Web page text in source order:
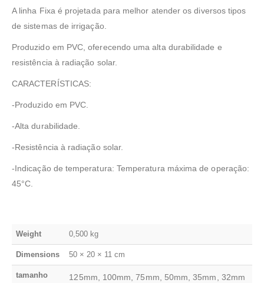
A linha Fixa é projetada para melhor atender os diversos tipos
de sistemas de irrigação.
Produzido em PVC, oferecendo uma alta durabilidade e
resistência à radiação solar.
CARACTERÍSTICAS:
-Produzido em PVC.
-Alta durabilidade.
-Resistência à radiação solar.
-Indicação de temperatura: Temperatura máxima de operação:
45°C.
Weight 0,500 kg
Dimensions 50 × 20 × 11 cm
tamanho 125mm, 100mm, 75mm, 50mm, 35mm, 32mm